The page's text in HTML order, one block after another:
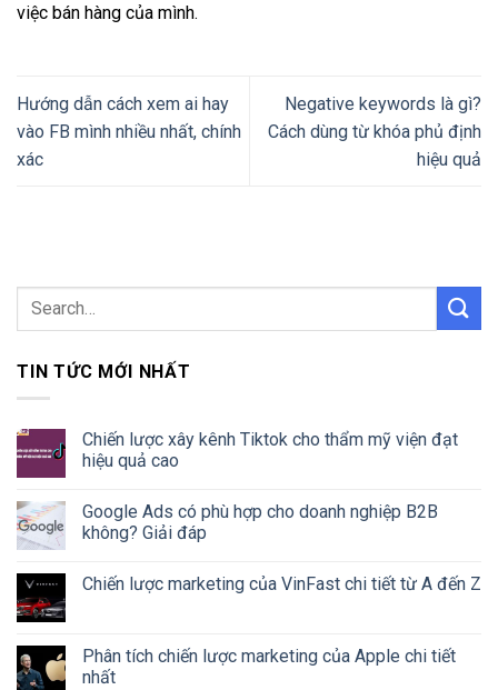
việc bán hàng của mình.
Hướng dẫn cách xem ai hay
vào FB mình nhiều nhất, chính
xác
Negative keywords là gì?
Cách dùng từ khóa phủ định
hiệu quả
TIN TỨC MỚI NHẤT
Chiến lược xây kênh Tiktok cho thẩm mỹ viện đạt
hiệu quả cao
Google Ads có phù hợp cho doanh nghiệp B2B
không? Giải đáp
Chiến lược marketing của VinFast chi tiết từ A đến Z
Phân tích chiến lược marketing của Apple chi tiết
nhất